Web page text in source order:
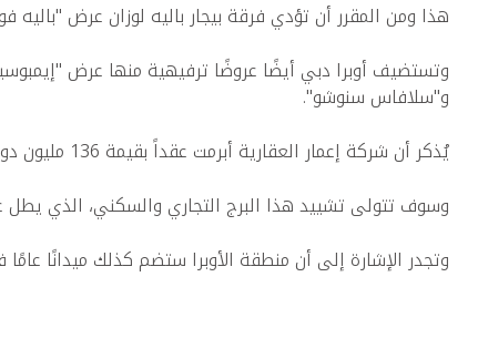
هذا ومن المقرر أن تؤدي فرقة بيجار باليه لوزان عرض "باليه
وتستضيف أوبرا دبي أيضًا عروضًا ترفيهية منها عرض
و"سلافاس سنوشو".
يُذكر أن شركة إعمار العقارية أبرمت عقداً بقيمة 136 مليون دولارٍ أمريكي لتشييد برج "غراند أوبرا" باعتباره جزء من منطقة دار الأوبرا الجديدة بوسط مدينة دبي.
وسوف تتولى تشييد هذا البرج التجاري والسكني، الذي يطل
وتجدر الإشارة إلى أن منطقة الأوبرا ستضم كذلك ميدانًا